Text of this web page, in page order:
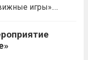
игры».